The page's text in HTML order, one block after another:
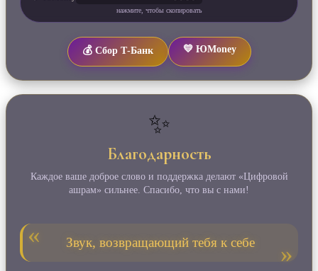
нажмите, чтобы скопировать
💰 Сбор Т‑Банк 💛 ЮMoney
✨
Благодарность
Каждое ваше доброе слово и поддержка делают «Цифровой
ашрам» сильнее. Спасибо, что вы с нами!
Звук, возвращающий тебя к себе